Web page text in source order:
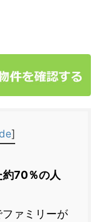
]
約70％の人
ァミリーが